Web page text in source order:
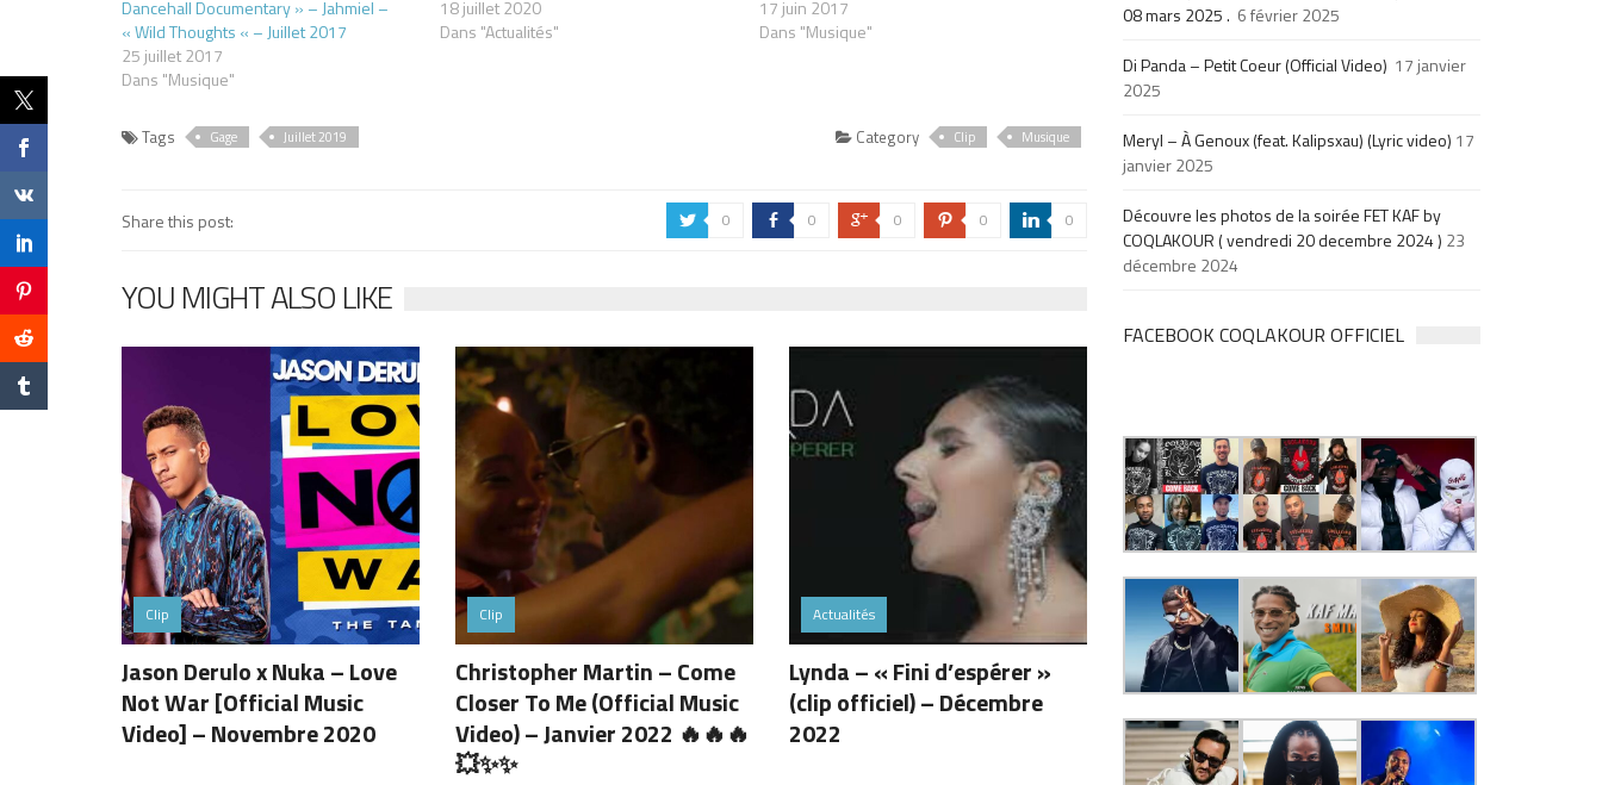
Dancehall Documentary » – Jahmiel –
« Wild Thoughts « – Juillet 2017
25 juillet 2017
Dans "Musique"
18 juillet 2020
Dans "Actualités"
17 juin 2017
Dans "Musique"
Tags Gage Juillet 2019 Category Clip Musique
Share this post: a 0 b 0 c 0 d 0 j 0
YOU MIGHT ALSO LIKE
Clip
Jason Derulo x Nuka – Love
Not War [Official Music
Video] – Novembre 2020
Clip
Christopher Martin – Come
Closer To Me (Official Music
Video) – Janvier 2022 🔥🔥🔥
💥✨✨
Actualités
Lynda – « Fini d’espérer »
(clip officiel) – Décembre
2022
08 mars 2025 . 6 février 2025
Di Panda – Petit Coeur (Official Video) 17 janvier
2025
Meryl – À Genoux (feat. Kalipsxau) (Lyric video) 17
janvier 2025
Découvre les photos de la soirée FET KAF by
COQLAKOUR ( vendredi 20 decembre 2024 ) 23
décembre 2024
FACEBOOK COQLAKOUR OFFICIEL